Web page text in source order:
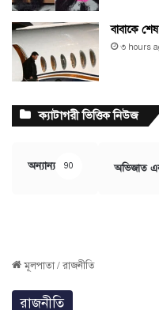
বাবাকে
৩ hours
ক্যাটাগরী ভিত্তিক নিউজ
অন্যান্য 90 অভিজাত